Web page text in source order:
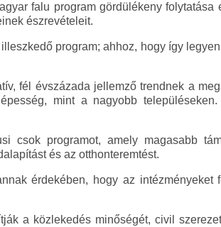
falu program gördülékeny folytatása
észrevételeit.
program; ahhoz, hogy így
fél évszázada jellemző trendnek a
mint a nagyobb
csok programot, amely magasabb
és az otthonteremtést.
érdekében, hogy az intézményeket
a közlekedés minőségét, civil